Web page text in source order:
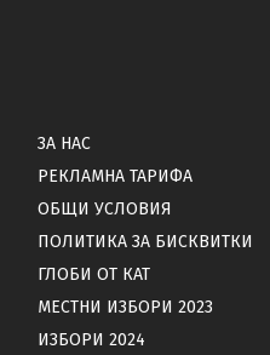
ЗА НАС
РЕКЛАМНА ТАРИФА
ОБЩИ УСЛОВИЯ
ПОЛИТИКА ЗА БИСКВИТКИ
ГЛОБИ ОТ КАТ
МЕСТНИ ИЗБОРИ 2023
ИЗБОРИ 2024